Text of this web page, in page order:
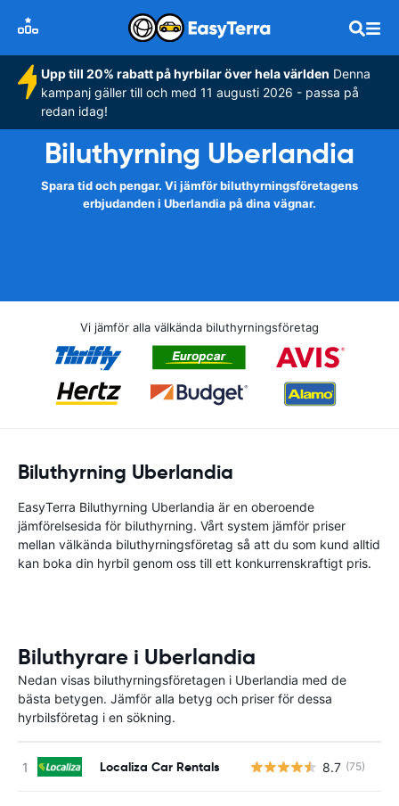
Upp till 20% rabatt på hyrbilar över hela världen Denna
kampanj gäller till och med 11 augusti 2026 - passa på
redan idag!
Biluthyrning Uberlandia
Spara tid och pengar. Vi jämför biluthyrningsföretagens
erbjudanden i Uberlandia på dina vägnar.
Vi jämför alla välkända biluthyrningsföretag
Biluthyrning Uberlandia
EasyTerra Biluthyrning Uberlandia är en oberoende
jämförelsesida för biluthyrning. Vårt system jämför priser
mellan välkända biluthyrningsföretag så att du som kund alltid
kan boka din hyrbil genom oss till ett konkurrenskraftigt pris.
Biluthyrare i Uberlandia
Nedan visas biluthyrningsföretagen i Uberlandia med de
bästa betygen. Jämför alla betyg och priser för dessa
hyrbilsföretag i en sökning.
Localiza Car Rentals 8.7 (75)